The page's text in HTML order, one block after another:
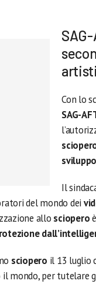
Con lo
SAG-
Il
del mondo dei
allo sciopero
sciopero il 13 luglio
mondo, per tutelare